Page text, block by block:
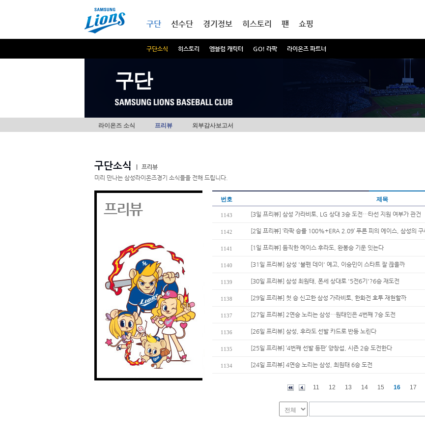
구단
구단소식 히스토리 엠블럼 캐릭터 GO! 라팍 라이온즈 파트너
선수단 경기정보 히스토리 팬 쇼핑
구단
라이온즈 소식 프리뷰 외부감사보고서
구단소식
프리뷰
미리 만나는 삼성라이온즈경기 소식들을 전해 드립니다.
프리뷰
번호 제목
1143 [3일 프리뷰] 삼성 가라비토, LG 상대 3승 도전…타선 지원 여부가 관건
1142 [2일 프리뷰] ‘라팍 승률 100%+ERA 2.09’ 푸른 피의 에이스, 삼성의 구
1141 [1일 프리뷰] 듬직한 에이스 후라도, 완봉승 기운 잇는다
1140 [31일 프리뷰] 삼성 '불펜 데이' 예고, 이승민이 스타트 잘 끊을까
1139 [30일 프리뷰] 삼성 최원태, 폰세 상대로 '5전6기'?6승 재도전
1138 [29일 프리뷰] 첫 승 신고한 삼성 가라비토, 한화전 호투 재현할까
1137 [27일 프리뷰] 2연승 노리는 삼성…원태인은 4번째 7승 도전
1136 [26일 프리뷰] 삼성, 후라도 선발 카드로 반등 노린다
1135 [25일 프리뷰] ‘4번째 선발 등판’ 양창섭, 시즌 2승 도전한다
1134 [24일 프리뷰] 4연승 노리는 삼성, 최원태 6승 도전
11 12 13 14 15 16 17